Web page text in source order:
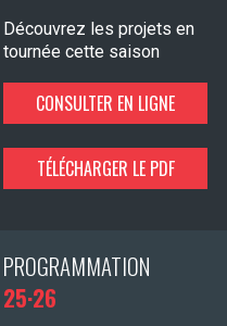
Découvrez les projets en
tournée cette saison
CONSULTER EN LIGNE
TÉLÉCHARGER LE PDF
PROGRAMMATION
25·26